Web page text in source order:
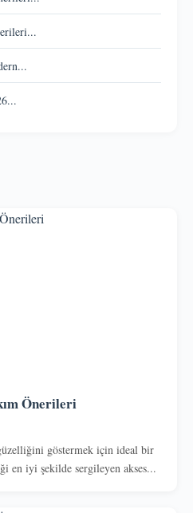
Önerileri
göstermek için ideal bir
en iyi şekilde sergileyen akses...